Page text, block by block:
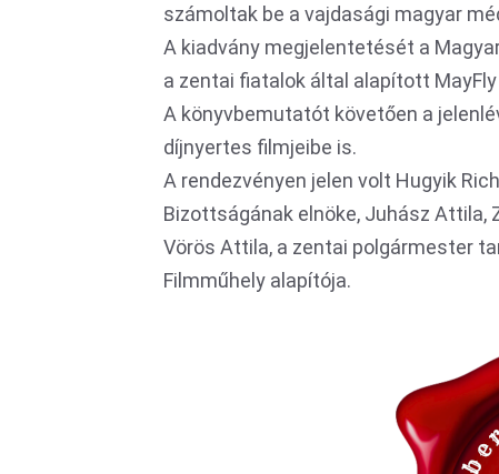
számoltak be a vajdasági magyar
A kiadvány megjelentetését a
a zentai fiatalok által alapított
A könyvbemutatót követően a
díjnyertes filmjeibe is.
A rendezvényen jelen volt Hugyik
Bizottságának elnöke, Juhász Attila,
Vörös Attila, a zentai polgármester
Filmműhely alapítója.